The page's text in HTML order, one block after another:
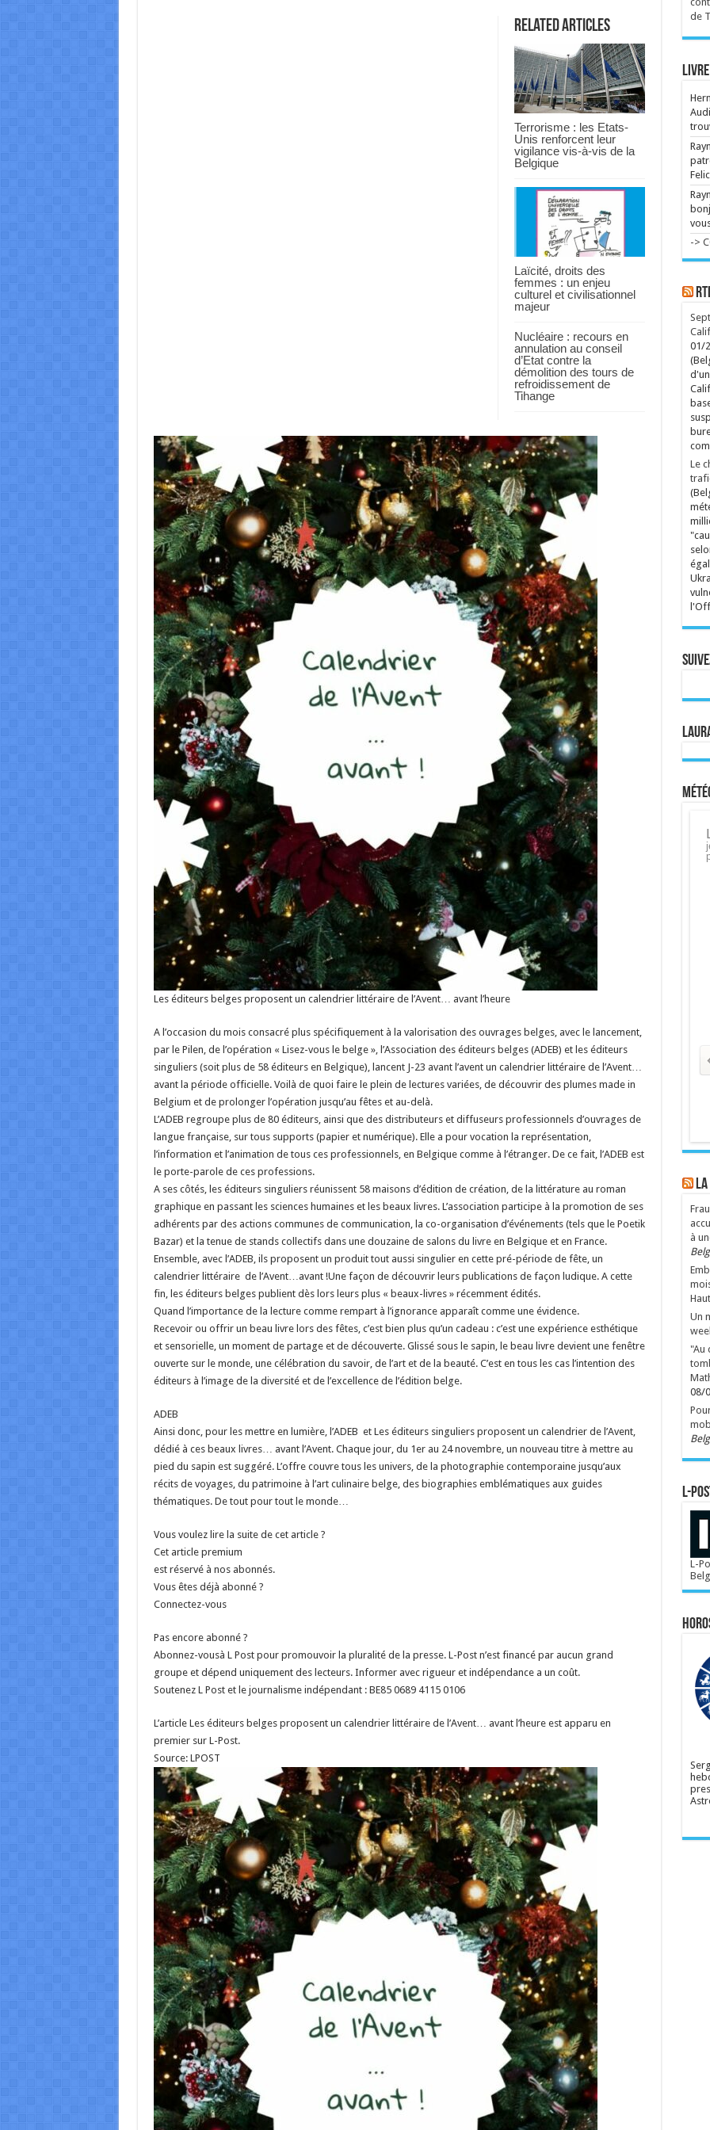
Related Articles
Terrorisme : les Etats-
Unis renforcent leur
vigilance vis-à-vis de la
Belgique
Laïcité, droits des
femmes : un enjeu
culturel et civilisationnel
majeur
Nucléaire : recours en
annulation au conseil
d’Etat contre la
démolition des tours de
refroidissement de
Tihange
Les éditeurs belges proposent un calendrier littéraire de l’Avent… avant l’heure
A l’occasion du mois consacré plus spécifiquement à la valorisation des ouvrages belges, avec le lancement,
par le Pilen, de l’opération « Lisez-vous le belge », l’Association des éditeurs belges (ADEB) et les éditeurs
singuliers (soit plus de 58 éditeurs en Belgique), lancent J-23 avant l’avent un calendrier littéraire de l’Avent…
avant la période officielle. Voilà de quoi faire le plein de lectures variées, de découvrir des plumes made in
Belgium et de prolonger l’opération jusqu’au fêtes et au-delà.
L’ADEB regroupe plus de 80 éditeurs, ainsi que des distributeurs et diffuseurs professionnels d’ouvrages de
langue française, sur tous supports (papier et numérique). Elle a pour vocation la représentation,
l’information et l’animation de tous ces professionnels, en Belgique comme à l’étranger. De ce fait, l’ADEB est
le porte-parole de ces professions.
A ses côtés, les éditeurs singuliers réunissent 58 maisons d’édition de création, de la littérature au roman
graphique en passant les sciences humaines et les beaux livres. L’association participe à la promotion de ses
adhérents par des actions communes de communication, la co-organisation d’événements (tels que le Poetik
Bazar) et la tenue de stands collectifs dans une douzaine de salons du livre en Belgique et en France.
Ensemble, avec l’ADEB, ils proposent un produit tout aussi singulier en cette pré-période de fête, un
calendrier littéraire de l’Avent…avant !Une façon de découvrir leurs publications de façon ludique. A cette
fin, les éditeurs belges publient dès lors leurs plus « beaux-livres » récemment édités.
Quand l’importance de la lecture comme rempart à l’ignorance apparaît comme une évidence.
Recevoir ou offrir un beau livre lors des fêtes, c’est bien plus qu’un cadeau : c’est une expérience esthétique
et sensorielle, un moment de partage et de découverte. Glissé sous le sapin, le beau livre devient une fenêtre
ouverte sur le monde, une célébration du savoir, de l’art et de la beauté. C’est en tous les cas l’intention des
éditeurs à l’image de la diversité et de l’excellence de l’édition belge.
ADEB
Ainsi donc, pour les mettre en lumière, l’ADEB et Les éditeurs singuliers proposent un calendrier de l’Avent,
dédié à ces beaux livres… avant l’Avent. Chaque jour, du 1er au 24 novembre, un nouveau titre à mettre au
pied du sapin est suggéré. L’offre couvre tous les univers, de la photographie contemporaine jusqu’aux
récits de voyages, du patrimoine à l’art culinaire belge, des biographies emblématiques aux guides
thématiques. De tout pour tout le monde…
Vous voulez lire la suite de cet article ?
Cet article premium
est réservé à nos abonnés.
Vous êtes déjà abonné ?
Connectez-vous
Pas encore abonné ?
Abonnez-vousà L Post pour promouvoir la pluralité de la presse. L-Post n’est financé par aucun grand
groupe et dépend uniquement des lecteurs. Informer avec rigueur et indépendance a un coût.
Soutenez L Post et le journalisme indépendant : BE85 0689 4115 0106
L’article Les éditeurs belges proposent un calendrier littéraire de l’Avent… avant l’heure est apparu en
premier sur L-Post.
Source: LPOST
de
->
01/
Le
à
Un
"Au
08/
L-
L-